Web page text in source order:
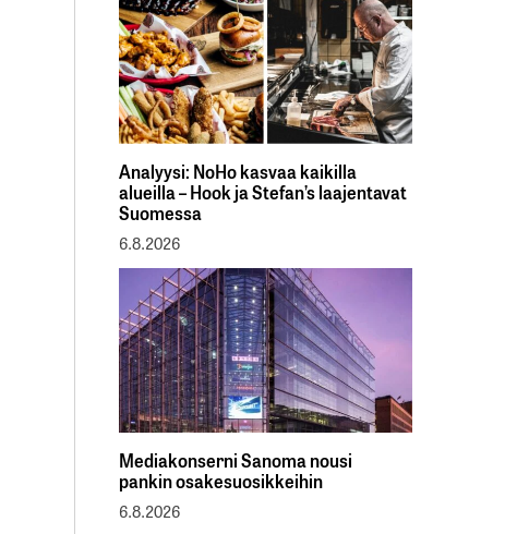
Analyysi: NoHo kasvaa kaikilla
alueilla – Hook ja Stefan’s laajentavat
Suomessa
6.8.2026
Mediakonserni Sanoma nousi
pankin osakesuosikkeihin
6.8.2026